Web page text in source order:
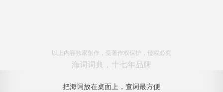
以上内容独家创作，受著作权保护，侵权必究
海词词典，十七年品牌
把海词放在桌面上，查词最方便